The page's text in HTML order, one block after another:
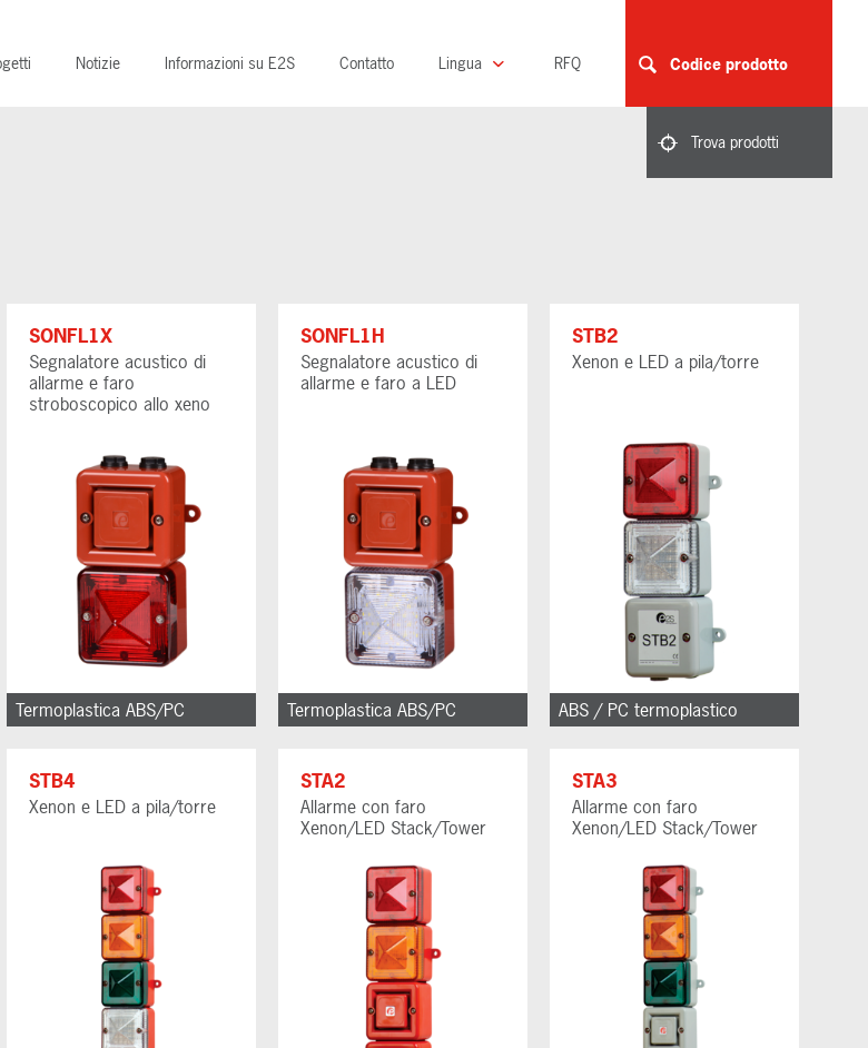
Notizie Informazioni su E2S Contatto Lingua RFQ Codice prodotto
Trova prodotti
SONFL1X
Segnalatore acustico di
allarme e faro
stroboscopico allo xeno
Termoplastica ABS/PC
SONFL1H
Segnalatore acustico di
allarme e faro a LED
Termoplastica ABS/PC
STB2
Xenon e LED a pila/torre
ABS / PC termoplastico
STB4
Xenon e LED a pila/torre
STA2
Allarme con faro
Xenon/LED Stack/Tower
STA3
Allarme con faro
Xenon/LED Stack/Tower